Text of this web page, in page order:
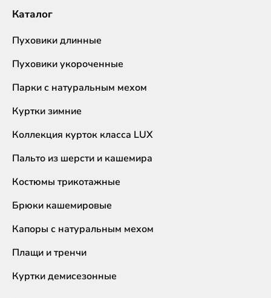
Каталог
Пуховики длинные
Пуховики укороченные
Парки с натуральным мехом
Куртки зимние
Коллекция курток класса LUX
Пальто из шерсти и кашемира
Костюмы трикотажные
Брюки кашемировые
Капоры с натуральным мехом
Плащи и тренчи
Куртки демисезонные